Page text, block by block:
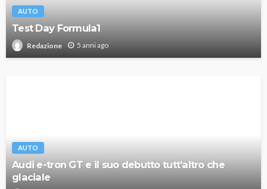
AUTO
Test Day Formula1
Redazione 5 anni ago
AUTO
Audi e-tron GT e il suo debutto tutt’altro che
glaciale